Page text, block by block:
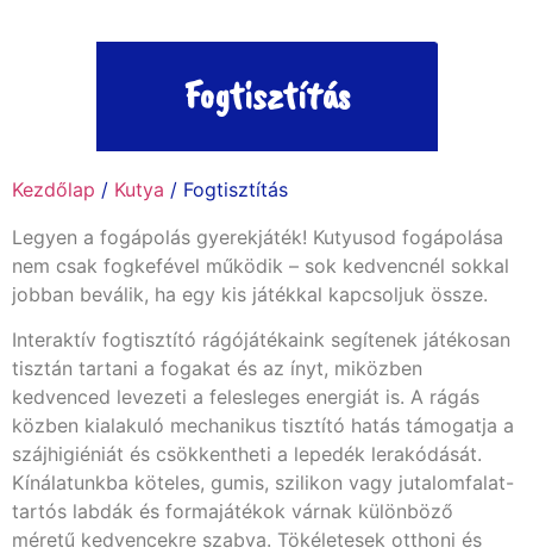
Fogtisztítás
Kezdőlap / Kutya / Fogtisztítás
Legyen a fogápolás gyerekjáték! Kutyusod fogápolása
nem csak fogkefével működik – sok kedvencnél sokkal
jobban beválik, ha egy kis játékkal kapcsoljuk össze.
Interaktív fogtisztító rágójátékaink segítenek játékosan
tisztán tartani a fogakat és az ínyt, miközben
kedvenced levezeti a felesleges energiát is. A rágás
közben kialakuló mechanikus tisztító hatás támogatja a
szájhigiéniát és csökkentheti a lepedék lerakódását.
Kínálatunkba köteles, gumis, szilikon vagy jutalomfalat-
tartós labdák és formajátékok várnak különböző
méretű kedvencekre szabva. Tökéletesek otthoni és